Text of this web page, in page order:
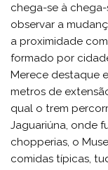
chega-se à
observar a
a proximidade
formado por
Merece destaque
metros de
qual o trem
Jaguariúna, onde
chopperias, o
comidas típicas,